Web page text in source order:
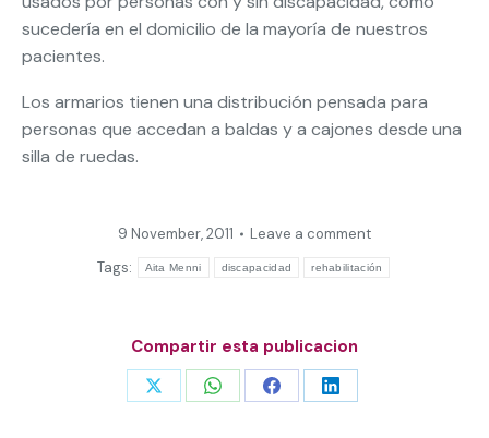
sucedería en el domicilio de la mayoría de nuestros
pacientes.
Los armarios tienen una distribución pensada para
personas que accedan a baldas y a cajones desde una
silla de ruedas.
9 November, 2011
Leave a comment
Tags:
Aita Menni discapacidad rehabilitación
Compartir esta publicacion
Share Share Share Share